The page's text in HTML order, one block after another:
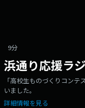
9分
浜通り応援ラ
「高校生ものづくりコン
いました。
詳細情報を見る